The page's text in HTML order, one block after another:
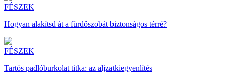
FÉSZEK
Hogyan alakítsd át a fürdőszobát biztonságos térré?
FÉSZEK
Tartós padlóburkolat titka: az aljzatkiegyenlítés